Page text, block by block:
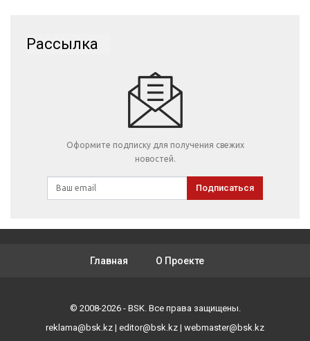
Рассылка
Оформите подписку для получения свежих
новостей.
Подписаться
Главная О Проекте
© 2008-2026 - BSK. Все права защищены.
reklama@bsk.kz | editor@bsk.kz | webmaster@bsk.kz